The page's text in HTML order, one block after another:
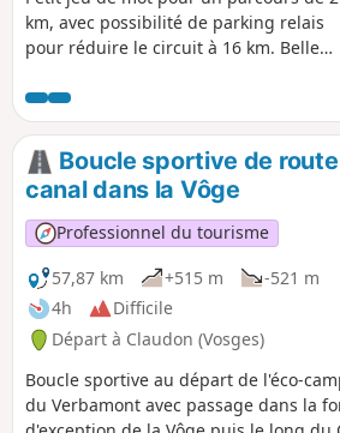
km, avec possibilité de parking relais
pour réduire le circuit à 16 km. Belle
d'hébergement au camping la clairière
du Verbamont, visite des verriers au
travail dans la plus ancienne verrerie
d'art de France, possibilité de
restauration au départ et à mi-chemin.
Boucle sportive de
canal dans la Vôge
Professionnel du tourisme
57,87 km
+515 m
-521 m
4h
Difficile
Départ à Claudon (Vosges)
Boucle sportive au départ de l'éco-
du Verbamont avec passage dans la